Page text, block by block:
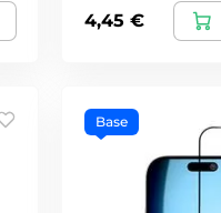
4,45 €
Base